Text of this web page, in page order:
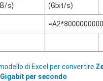
s)
(Gbit/s)
di Excel per convertire
Gigabit per secondo